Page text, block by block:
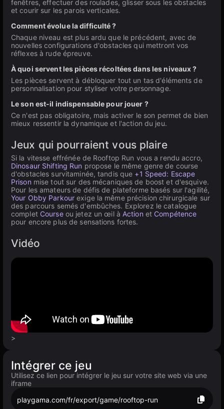
fenêtres, effectuer des roulades, glisser sous les obstacles
et courir sur les parois verticales.
Comment évolue la difficulté ?
Chaque niveau est plus ardu que le précédent, avec de
nouvelles configurations d'obstacles qui mettront vos
réflexes à rude épreuve.
À quoi servent les pièces récoltées dans les niveaux ?
Les pièces servent à débloquer tout un tas d'éléments de
personnalisation pour styliser votre personnage.
Le son est-il indispensable pour jouer ?
Ce n'est pas obligatoire, mais activer le son permet de bien
mieux ressentir la dynamique et l'action du jeu.
Jeux qui pourraient vous plaire
Si la vitesse effrénée de Rooftop Run vous a rendu accro,
Dinosaur Shifting Run propose le même genre de course
d'obstacles survitaminée, tandis que +1 Speed: Escape
Prison mise tout sur des mécaniques de boost et d'esquive.
Pour les amateurs de défis de plateforme basés sur l'agilité,
Your Obby Parkour exige la même précision chirurgicale sur
des parcours semés d'embûches. Explorez le catalogue
complet Courseou jetez un œil à Action et Compétence
pour encore plus de sensations fortes.
Vidéo
>
Intégrer ce jeu
Utilisez ce lien pour intégrer le jeu sur votre site web via une
iframe
playgama.com/fr/export/game/rooftop-run